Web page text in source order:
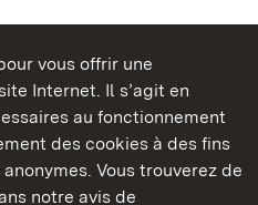
vous offrir une
Internet. Il s’agit en
au fonctionnement
des cookies à des fins
Vous trouverez de
notre avis de
du Bade-Wurtemberg